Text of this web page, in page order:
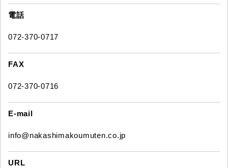
電話
072-370-0717
FAX
072-370-0716
E-mail
info@nakashimakoumuten.co.jp
URL